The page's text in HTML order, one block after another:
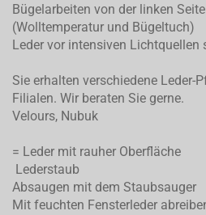
Bügelarbeiten von der linken
(Wolltemperatur und Bügeltuch)
Leder vor intensiven Lichtquellen
Sie erhalten verschiedene Leder-
Filialen. Wir beraten Sie gerne.
Velours, Nubuk
= Leder mit rauher Oberfläche
Lederstaub
Absaugen mit dem Staubsauger
Mit feuchten Fensterleder